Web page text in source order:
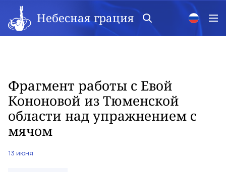
Небесная грация
Фрагмент работы с Евой
Кононовой из Тюменской
области над упражнением с
мячом
13 июня